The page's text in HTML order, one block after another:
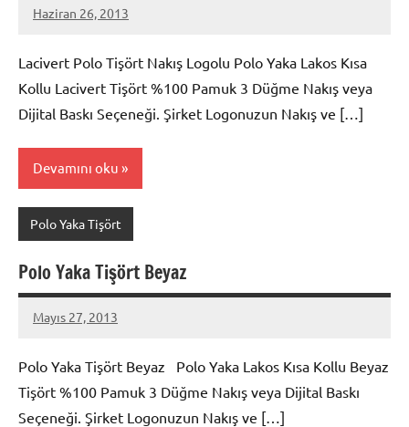
Haziran 26, 2013
metindonmez
Lacivert Polo Tişört Nakış Logolu Polo Yaka Lakos Kısa
Kollu Lacivert Tişört %100 Pamuk 3 Düğme Nakış veya
Dijital Baskı Seçeneği. Şirket Logonuzun Nakış ve […]
Devamını oku
Polo Yaka Tişört
Polo Yaka Tişört Beyaz
Mayıs 27, 2013
metindonmez
Polo Yaka Tişört Beyaz Polo Yaka Lakos Kısa Kollu Beyaz
Tişört %100 Pamuk 3 Düğme Nakış veya Dijital Baskı
Seçeneği. Şirket Logonuzun Nakış ve […]